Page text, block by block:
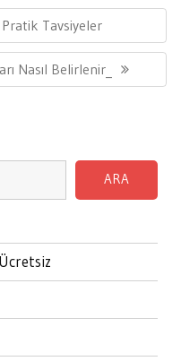
Pratik Tavsiyeler
Nasıl Belirlenir_
ARA